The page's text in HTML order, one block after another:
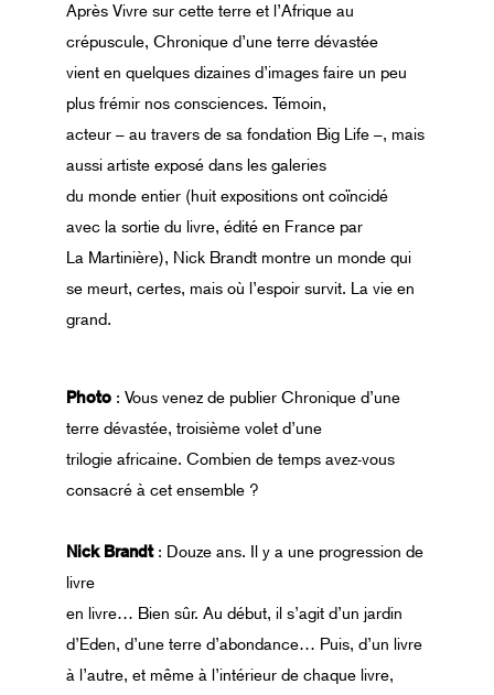
Après Vivre sur cette terre et l’Afrique au
crépuscule, Chronique d’une terre dévastée
vient en quelques dizaines d’images faire un peu
plus frémir nos consciences. Témoin,
acteur – au travers de sa fondation Big Life –, mais
aussi artiste exposé dans les galeries
du monde entier (huit expositions ont coïncidé
avec la sortie du livre, édité en France par
La Martinière), Nick Brandt montre un monde qui
se meurt, certes, mais où l’espoir survit. La vie en
grand.
Photo : Vous venez de publier Chronique d’une
terre dévastée, troisième volet d’une
trilogie africaine. Combien de temps avez-vous
consacré à cet ensemble ?
Nick Brandt : Douze ans. Il y a une progression de
livre
en livre… Bien sûr. Au début, il s’agit d’un jardin
d’Eden, d’une terre d’abondance… Puis, d’un livre
à l’autre, et même à l’intérieur de chaque livre,